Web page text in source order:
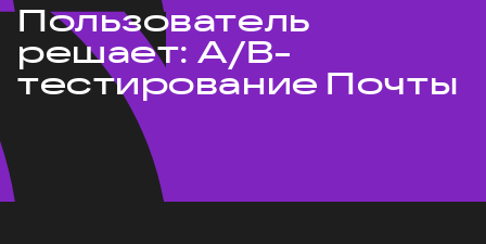
Пользователь
решает: A/B-
тестирование Почты